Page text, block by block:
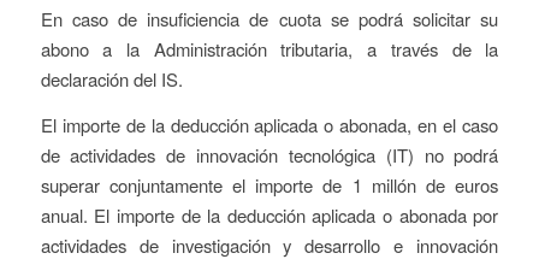
En caso de insuficiencia de cuota se podrá solicitar su
abono a la Administración tributaria, a través de la
declaración del IS.
El importe de la deducción aplicada o abonada, en el caso
de actividades de innovación tecnológica (IT) no podrá
superar conjuntamente el importe de 1 millón de euros
anual. El importe de la deducción aplicada o abonada por
actividades de investigación y desarrollo e innovación